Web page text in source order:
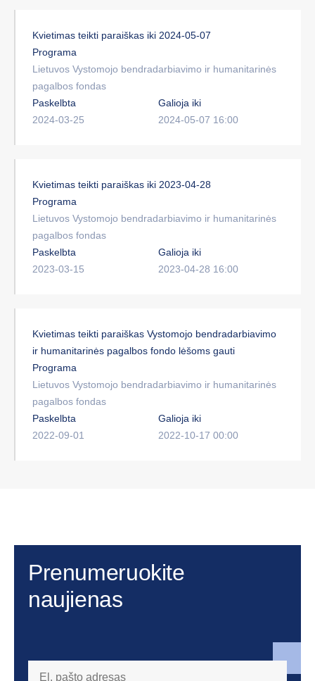
Kvietimas teikti paraiškas iki 2024-05-07
Programa
Lietuvos Vystomojo bendradarbiavimo ir humanitarinės
pagalbos fondas
Paskelbta
2024-03-25
Galioja iki
2024-05-07 16:00
Kvietimas teikti paraiškas iki 2023-04-28
Programa
Lietuvos Vystomojo bendradarbiavimo ir humanitarinės
pagalbos fondas
Paskelbta
2023-03-15
Galioja iki
2023-04-28 16:00
Kvietimas teikti paraiškas Vystomojo bendradarbiavimo
ir humanitarinės pagalbos fondo lėšoms gauti
Programa
Lietuvos Vystomojo bendradarbiavimo ir humanitarinės
pagalbos fondas
Paskelbta
2022-09-01
Galioja iki
2022-10-17 00:00
Prenumeruokite
naujienas